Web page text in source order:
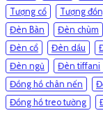
Tượng cổ
Tượng
Đèn Bàn
Đèn chùm
Đèn cổ
Đèn dầu
Đèn ngủ
Đèn tiffani
Đồng hồ chân nến
Đồng hồ treo tường